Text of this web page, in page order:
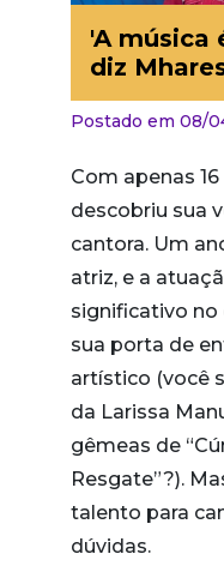
'A música
diz
Postado em 08/
Com apenas 16
descobriu sua
cantora. Um
atriz, e a
significativo no
sua porta de
artístico (você
da Larissa
gêmeas de
Resgate”?).
talento para
dúvidas.